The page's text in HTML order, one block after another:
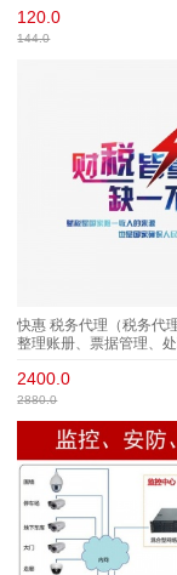
120.0
144.0
快惠 税务代理（税务代
整理账册、票据管理、处
等）
2400.0
2880.0